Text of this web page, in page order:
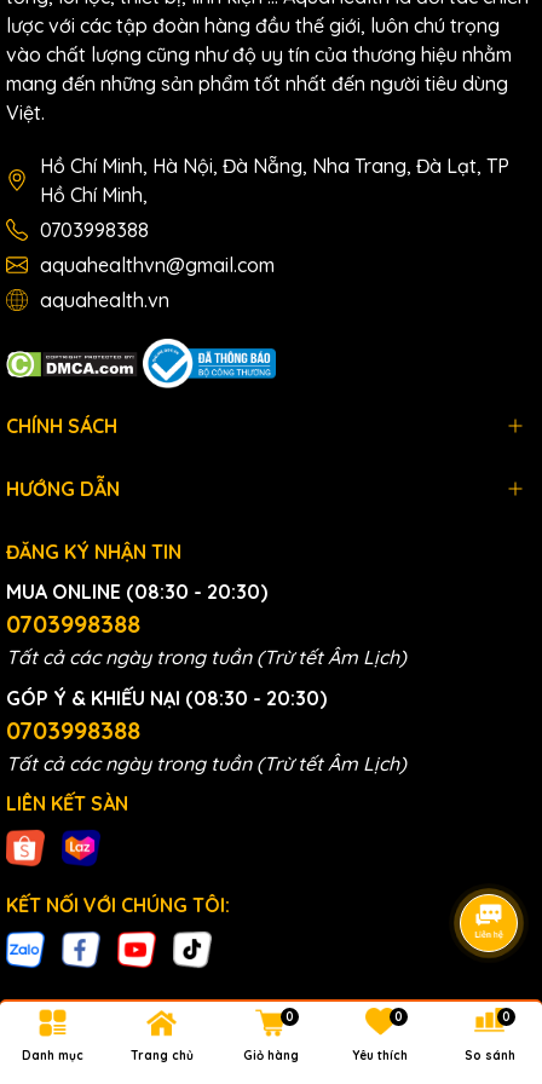
lược với các tập đoàn hàng đầu thế giới, luôn chú trọng
vào chất lượng cũng như độ uy tín của thương hiệu nhằm
mang đến những sản phẩm tốt nhất đến người tiêu dùng
Việt.
Hồ Chí Minh, Hà Nội, Đà Nẵng, Nha Trang, Đà Lạt, TP
Hồ Chí Minh,
0703998388
aquahealthvn@gmail.com
aquahealth.vn
CHÍNH SÁCH
HƯỚNG DẪN
ĐĂNG KÝ NHẬN TIN
MUA ONLINE (08:30 - 20:30)
0703998388
Tất cả các ngày trong tuần (Trừ tết Âm Lịch)
GÓP Ý & KHIẾU NẠI (08:30 - 20:30)
0703998388
Tất cả các ngày trong tuần (Trừ tết Âm Lịch)
LIÊN KẾT SÀN
KẾT NỐI VỚI CHÚNG TÔI:
Bản quyền thuộc về AquaHealth
Danh mục Trang chủ Giỏ hàng
0
Yêu thích
0
So sánh
0